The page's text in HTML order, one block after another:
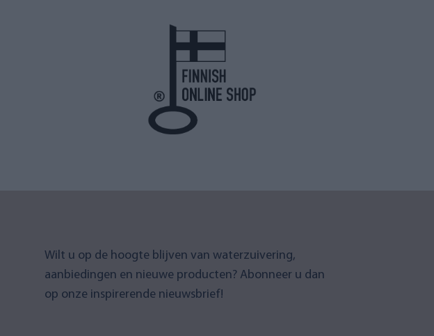
Wilt u op de hoogte blijven van waterzuivering,
aanbiedingen en nieuwe producten? Abonneer u dan
op onze inspirerende nieuwsbrief!